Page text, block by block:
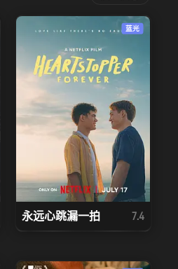
蓝光
永远心跳漏一拍 7.4